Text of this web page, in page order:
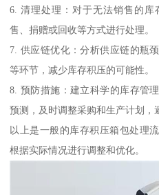
6. 清理处理：对于无法销售的
售、捐赠或回收等方式进行处理。
7. 供应链优化：分析供应链的瓶
等环节，减少库存积压的可能性。
8. 预防措施：建立科学的库存管
预测，及时调整采购和生产计划，
以上是一般的库存积压箱包处理
根据实际情况进行调整和优化。